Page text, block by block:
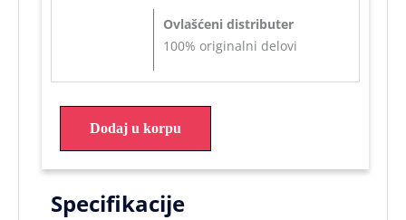
Ovlašćeni distributer
100% originalni delovi
Dodaj u korpu
Specifikacije